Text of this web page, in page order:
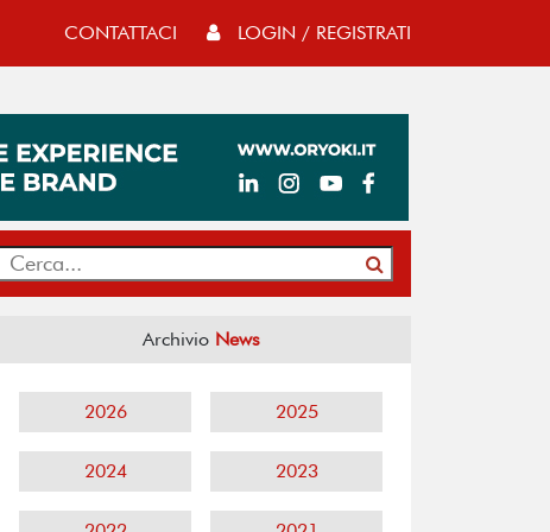
CONTATTACI LOGIN / REGISTRATI
Archivio News
2026 2025
2024 2023